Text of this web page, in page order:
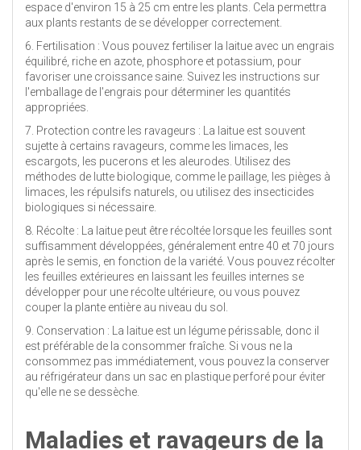
espace d'environ 15 à 25 cm entre les plants. Cela permettra
aux plants restants de se développer correctement.
6. Fertilisation : Vous pouvez fertiliser la laitue avec un engrais
équilibré, riche en azote, phosphore et potassium, pour
favoriser une croissance saine. Suivez les instructions sur
l'emballage de l'engrais pour déterminer les quantités
appropriées.
7. Protection contre les ravageurs : La laitue est souvent
sujette à certains ravageurs, comme les limaces, les
escargots, les pucerons et les aleurodes. Utilisez des
méthodes de lutte biologique, comme le paillage, les pièges à
limaces, les répulsifs naturels, ou utilisez des insecticides
biologiques si nécessaire.
8. Récolte : La laitue peut être récoltée lorsque les feuilles sont
suffisamment développées, généralement entre 40 et 70 jours
après le semis, en fonction de la variété. Vous pouvez récolter
les feuilles extérieures en laissant les feuilles internes se
développer pour une récolte ultérieure, ou vous pouvez
couper la plante entière au niveau du sol.
9. Conservation : La laitue est un légume périssable, donc il
est préférable de la consommer fraîche. Si vous ne la
consommez pas immédiatement, vous pouvez la conserver
au réfrigérateur dans un sac en plastique perforé pour éviter
qu'elle ne se dessèche.
Maladies et ravageurs de la